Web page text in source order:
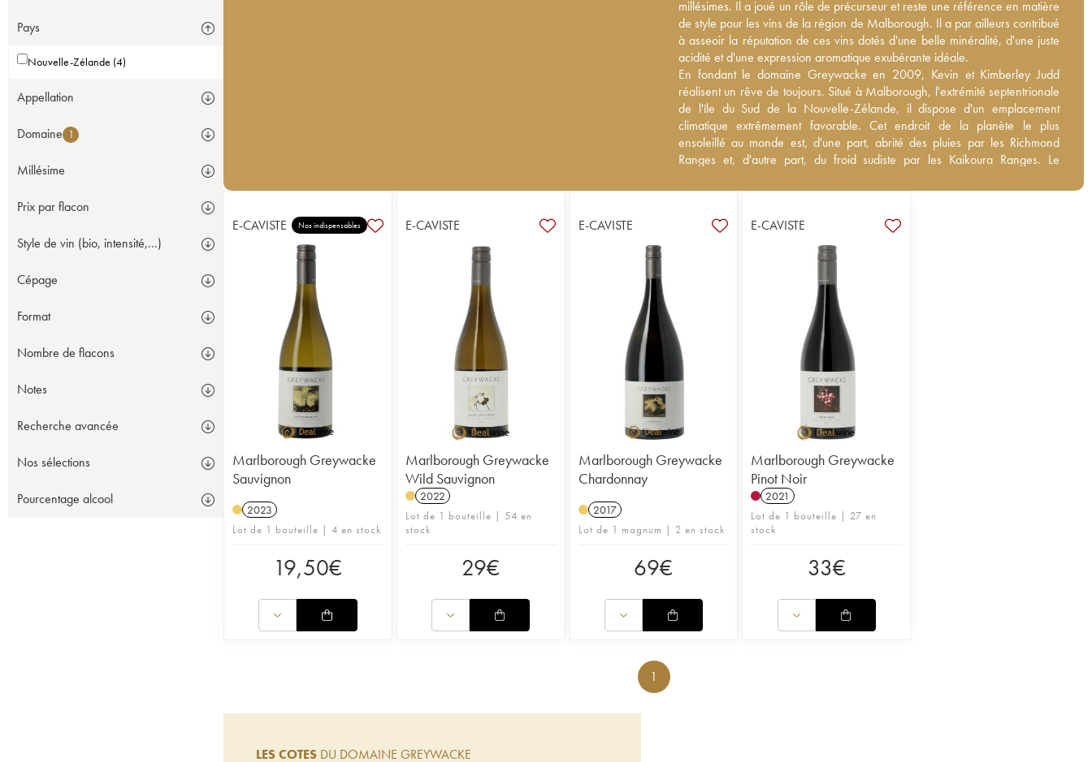
Pays
Nouvelle-Zélande (4)
Appellation
Domaine 1
Millésime
Prix par flacon
Style de vin (bio, intensité,...)
Cépage
Format
Nombre de flacons
Notes
Recherche avancée
Nos sélections
Pourcentage alcool
millésimes. Il a joué un rôle de précurseur et reste une référence en matière
de style pour les vins de la région de Malborough. Il a par ailleurs contribué
à asseoir la réputation de ces vins dotés d'une belle minéralité, d'une juste
acidité et d'une expression aromatique exubérante idéale.
En fondant le domaine Greywacke en 2009, Kevin et Kimberley Judd
réalisent un rêve de toujours. Situé à Malborough, l'extrémité septentrionale
de l'île du Sud de la Nouvelle-Zélande, il dispose d'un emplacement
climatique extrêmement favorable. Cet endroit de la planète le plus ensoleillé
au monde est, d'une part, abrité des pluies par les Richmond Ranges et,
d'autre part, du froid sudiste par les Kaikoura Ranges. Le domaine
géologique de la région. Il vise particulièrement une bonne maîtrise des
est éparpillé à travers la région et encépagé de deux variétés différentes : le
sauvignon blanc et le pinot noir.
millésimes. Il a joué un rôle de précurseur et reste une référence en matière
de style pour les vins de la région de Malborough. Il a par ailleurs contribué
à asseoir la réputation de ces vins dotés d'une belle minéralité, d'une juste
acidité et d'une expression aromatique exubérante idéale.
En fondant le domaine Greywacke en 2009, Kevin et Kimberley Judd
réalisent un rêve de toujours. Situé à Malborough, l'extrémité septentrionale
de l'île du Sud de la Nouvelle-Zélande, il dispose d'un emplacement
climatique extrêmement favorable. Cet endroit de la planète le plus
ensoleillé au monde est, d'une part, abrité des pluies par les Richmond
Ranges et, d'autre part, du froid sudiste par les Kaikoura Ranges. Le
composition géologique de la région. Il vise particulièrement une bonne
effet, le vignoble est éparpillé à travers la région et encépagé de deux
variétés différentes : le sauvignon blanc et le pinot noir.
E-CAVISTE Nos indispensables
Marlborough Greywacke
Sauvignon
2023
Lot de 1 bouteille | 4 en stock
19,50€
E-CAVISTE
Marlborough Greywacke
Wild Sauvignon
2022
Lot de 1 bouteille | 54 en
stock
29€
E-CAVISTE
Marlborough Greywacke
Chardonnay
2017
Lot de 1 magnum | 2 en stock
69€
E-CAVISTE
Marlborough Greywacke
Pinot Noir
2021
Lot de 1 bouteille | 27 en
stock
33€
1
LES COTES DU DOMAINE GREYWACKE